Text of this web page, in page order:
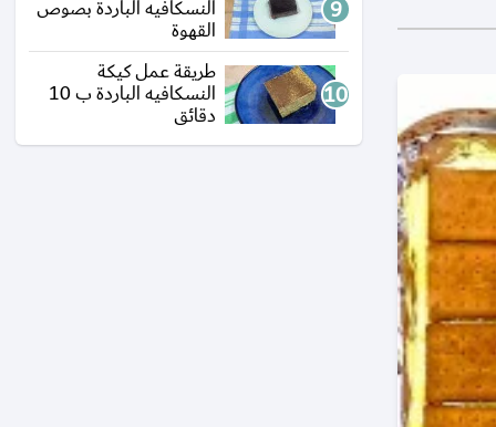
النسكافيه الباردة بصوص
القهوة
طريقة عمل كيكة
النسكافيه الباردة ب 10
دقائق